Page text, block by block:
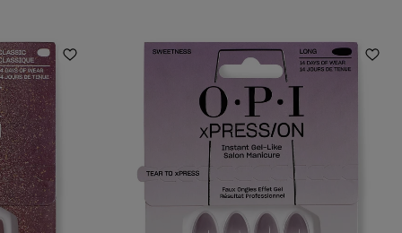
Ajouter aux favoris